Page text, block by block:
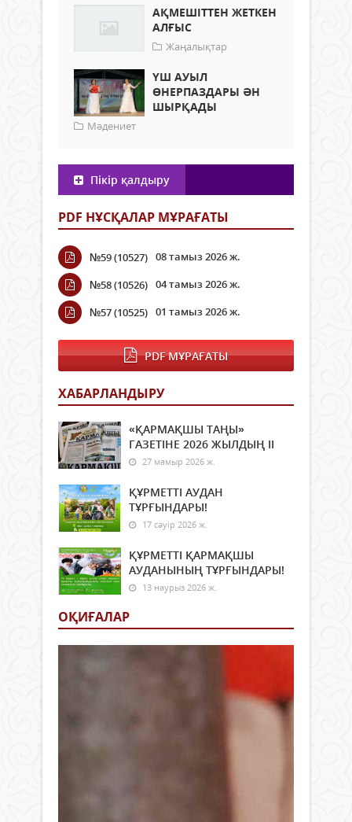
АҚМЕШІТТЕН ЖЕТКЕН
АЛҒЫС
Жаңалықтар
ҮШ АУЫЛ
ӨНЕРПАЗДАРЫ ӘН
ШЫРҚАДЫ
Мәдениет
Пікір қалдыру
PDF НҰСҚАЛАР МҰРАҒАТЫ
№59 (10527) 08 тамыз 2026 ж.
№58 (10526) 04 тамыз 2026 ж.
№57 (10525) 01 тамыз 2026 ж.
PDF МҰРАҒАТЫ
ХАБАРЛАНДЫРУ
«ҚАРМАҚШЫ ТАҢЫ»
ГАЗЕТІНЕ 2026 ЖЫЛДЫҢ ІI
27 мамыр 2026 ж.
ҚҰРМЕТТІ АУДАН
ТҰРҒЫНДАРЫ!
17 сәуір 2026 ж.
ҚҰРМЕТТІ ҚАРМАҚШЫ
АУДАНЫНЫҢ ТҰРҒЫНДАРЫ!
13 наурыз 2026 ж.
ОҚИҒАЛАР